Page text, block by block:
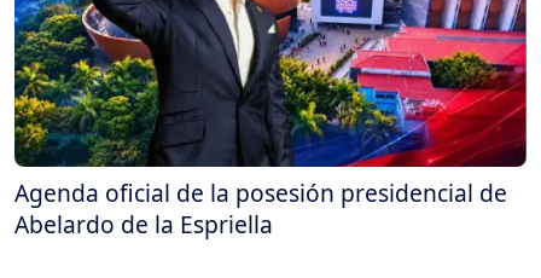
Agenda oficial de la posesión presidencial de
Abelardo de la Espriella